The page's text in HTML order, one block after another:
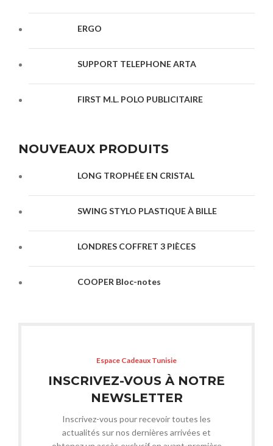
ERGO
SUPPORT TELEPHONE ARTA
FIRST M.L. POLO PUBLICITAIRE
NOUVEAUX PRODUITS
LONG TROPHÉE EN CRISTAL
SWING STYLO PLASTIQUE À BILLE
LONDRES COFFRET 3 PIÈCES
COOPER Bloc-notes
Espace Cadeaux Tunisie
INSCRIVEZ-VOUS À NOTRE
NEWSLETTER
Inscrivez-vous pour recevoir toutes les
actualités sur nos dernières arrivées et